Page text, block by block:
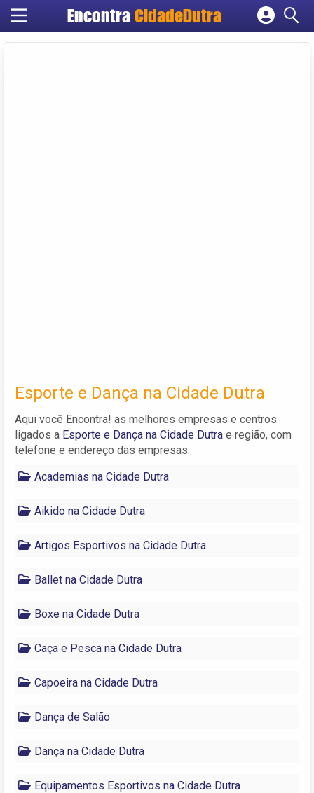
Encontra CidadeDutra
Cadastrar empresa
Esporte e Dança na Cidade Dutra
Aqui você Encontra! as melhores empresas e centros
ligados a Esporte e Dança na Cidade Dutra e região, com
telefone e endereço das empresas.
Academias na Cidade Dutra
Aikido na Cidade Dutra
Artigos Esportivos na Cidade Dutra
Ballet na Cidade Dutra
Boxe na Cidade Dutra
Caça e Pesca na Cidade Dutra
Capoeira na Cidade Dutra
Dança de Salão
Dança na Cidade Dutra
Equipamentos Esportivos na Cidade Dutra